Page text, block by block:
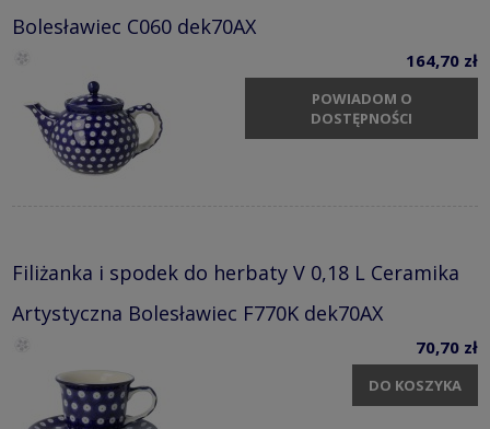
Bolesławiec C060 dek70AX
164,70 zł
POWIADOM O
DOSTĘPNOŚCI
Filiżanka i spodek do herbaty V 0,18 L Ceramika
Artystyczna Bolesławiec F770K dek70AX
70,70 zł
DO KOSZYKA